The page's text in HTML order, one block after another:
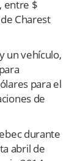
entre $
Charest
un vehículo,
para el
de
durante
abril de